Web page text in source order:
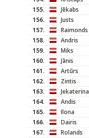
155.
Jēkabs
156.
Justs
157.
Raimonds
158.
Andris
159.
Miks
160.
Jānis
161.
Artūrs
162.
Zintis
163.
Jekaterina
164.
Andis
165.
Ilona
166.
Dairis
167.
Rolands